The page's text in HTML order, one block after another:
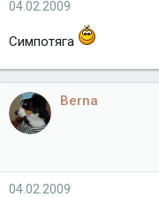
04.02.2009
Симпотяга
Berna
04.02.2009